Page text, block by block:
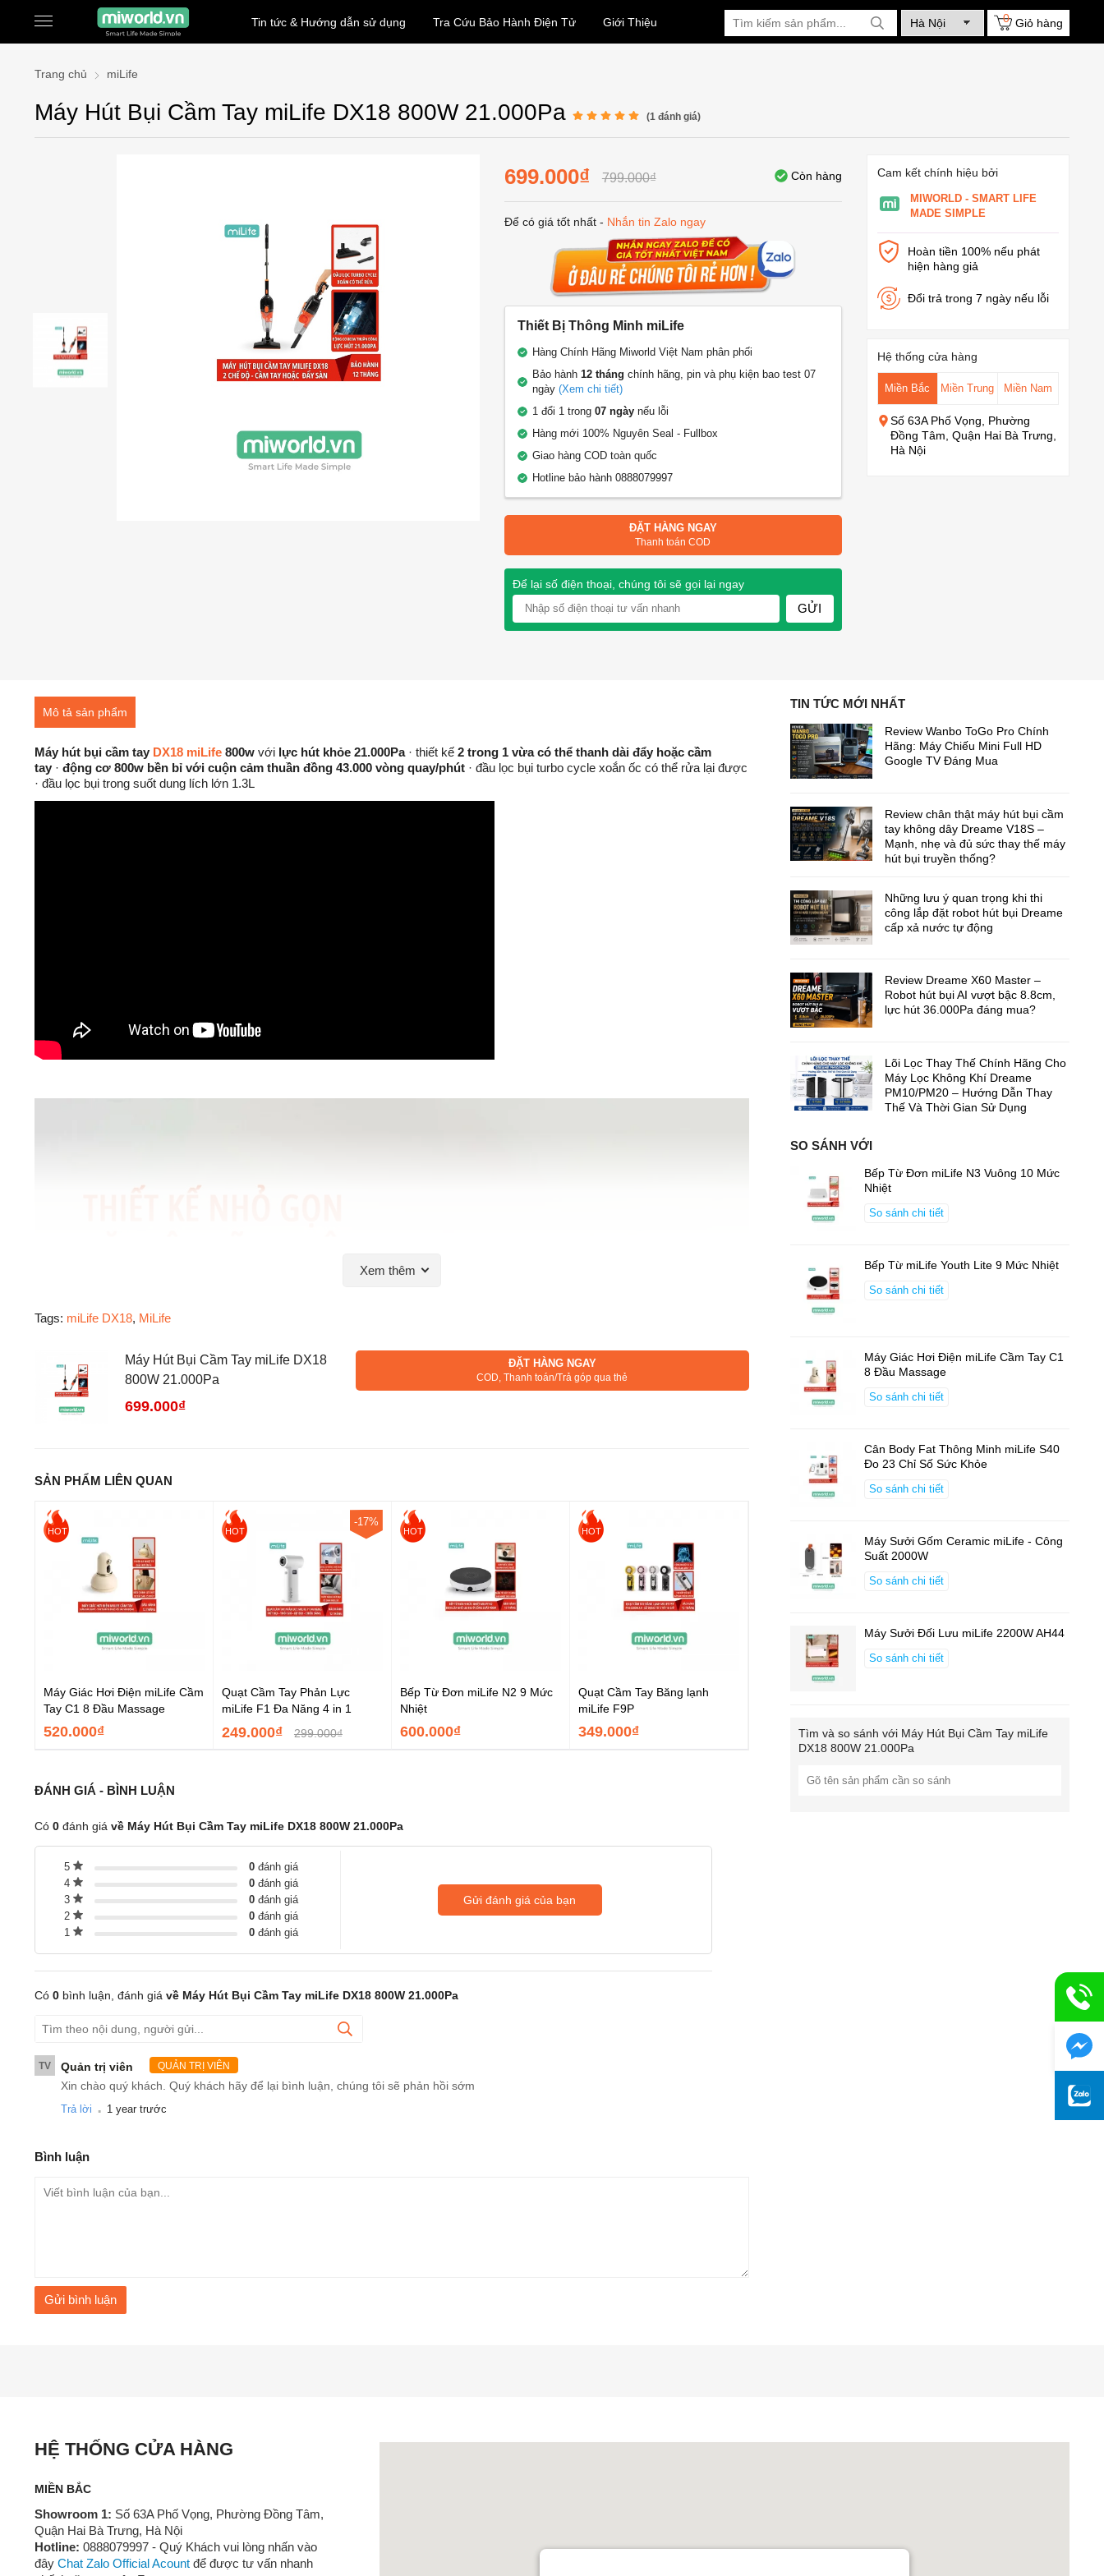
Tin tức & Hướng dẫn sử dụng Tra Cứu Bảo Hành Điện Tử Giới Thiệu Giỏ hàng
0
Trang chủ miLife
Máy Hút Bụi Cầm Tay miLife DX18 800W 21.000Pa (1 đánh giá)
699.000₫ 799.000₫ Còn hàng
Để có giá tốt nhất - Nhắn tin Zalo ngay
Thiết Bị Thông Minh miLife
Hàng Chính Hãng Miworld Việt Nam phân phối
Bảo hành 12 tháng chính hãng, pin và phụ kiện bao test 07
ngày (Xem chi tiết)
1 đổi 1 trong 07 ngàynếu lỗi
Hàng mới 100% Nguyên Seal - Fullbox
Giao hàng COD toàn quốc
Hotline bảo hành 0888079997
ĐẶT HÀNG NGAY
Thanh toán COD
Để lại số điện thoại, chúng tôi sẽ gọi lại ngay
GỬI
Cam kết chính hiệu bởi
MIWORLD - SMART LIFE
MADE SIMPLE
Hoàn tiền 100% nếu phát
hiện hàng giả
Đổi trả trong 7 ngày nếu lỗi
Hệ thống cửa hàng
Miền Bắc Miền Trung Miền Nam
Số 63A Phố Vọng, Phường
Đồng Tâm, Quận Hai Bà Trưng,
Hà Nội
Mô tả sản phẩm
Máy hút bụi cầm tay DX18 miLife 800w với lực hút khỏe 21.000Pa· thiết kế 2 trong 1 vừa có thể thanh dài đẩy hoặc cầm
tay · động cơ 800w bền bỉ với cuộn cảm thuần đồng 43.000 vòng quay/phút · đầu lọc bụi turbo cycle xoắn ốc có thể rửa lại được
· đầu lọc bụi trong suốt dung lích lớn 1.3L
Xem thêm
Tags: miLife DX18, MiLife
Máy Hút Bụi Cầm Tay miLife DX18
800W 21.000Pa
699.000₫
ĐẶT HÀNG NGAY
COD, Thanh toán/Trả góp qua thẻ
SẢN PHẨM LIÊN QUAN
HOT
Máy Giác Hơi Điện miLife Cầm
Tay C1 8 Đầu Massage
520.000₫
HOT
-17%
Quạt Cầm Tay Phản Lực
miLife F1 Đa Năng 4 in 1
249.000₫ 299.000₫
HOT
Bếp Từ Đơn miLife N2 9 Mức
Nhiệt
600.000₫
HOT
Quạt Cầm Tay Băng lạnh
miLife F9P
349.000₫
ĐÁNH GIÁ - BÌNH LUẬN
Có 0 đánh giá về Máy Hút Bụi Cầm Tay miLife DX18 800W 21.000Pa
5 0đánh giá
4
0đánh giá
3
0đánh giá
2
0đánh giá
1
0đánh giá
Gửi đánh giá của bạn
Có 0 bình luận, đánh giá về Máy Hút Bụi Cầm Tay miLife DX18 800W 21.000Pa
TV Quản trị viên QUẢN TRỊ VIÊN
Xin chào quý khách. Quý khách hãy để lại bình luận, chúng tôi sẽ phản hồi sớm
Trả lời . 1 year trước
Bình luận
Gửi bình luận
TIN TỨC MỚI NHẤT
Review Wanbo ToGo Pro Chính
Hãng: Máy Chiếu Mini Full HD
Google TV Đáng Mua
Review chân thật máy hút bụi cầm
tay không dây Dreame V18S –
Mạnh, nhẹ và đủ sức thay thế máy
hút bụi truyền thống?
Những lưu ý quan trọng khi thi
công lắp đặt robot hút bụi Dreame
cấp xả nước tự động
Review Dreame X60 Master –
Robot hút bụi AI vượt bậc 8.8cm,
lực hút 36.000Pa đáng mua?
Lõi Lọc Thay Thế Chính Hãng Cho
Máy Lọc Không Khí Dreame
PM10/PM20 – Hướng Dẫn Thay
Thế Và Thời Gian Sử Dụng
SO SÁNH VỚI
Bếp Từ Đơn miLife N3 Vuông 10 Mức
Nhiệt
So sánh chi tiết
Bếp Từ miLife Youth Lite 9 Mức Nhiệt
So sánh chi tiết
Máy Giác Hơi Điện miLife Cầm Tay C1
8 Đầu Massage
So sánh chi tiết
Cân Body Fat Thông Minh miLife S40
Đo 23 Chỉ Số Sức Khỏe
So sánh chi tiết
Máy Sưởi Gốm Ceramic miLife - Công
Suất 2000W
So sánh chi tiết
Máy Sưởi Đối Lưu miLife 2200W AH44
So sánh chi tiết
Tìm và so sánh với Máy Hút Bụi Cầm Tay miLife
DX18 800W 21.000Pa
HỆ THỐNG CỬA HÀNG
MIỀN BẮC
Showroom 1: Số 63A Phố Vọng, Phường Đồng Tâm,
Quận Hai Bà Trưng, Hà Nội
Hotline: 0888079997 - Quý Khách vui lòng nhấn vào
đây Chat Zalo Official Acount để được tư vấn nhanh